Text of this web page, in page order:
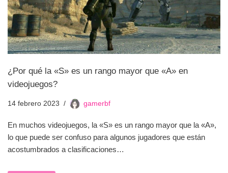
¿Por qué la «S» es un rango mayor que «A» en
videojuegos?
14 febrero 2023 gamerbf
En muchos videojuegos, la «S» es un rango mayor que la «A»,
lo que puede ser confuso para algunos jugadores que están
acostumbrados a clasificaciones…